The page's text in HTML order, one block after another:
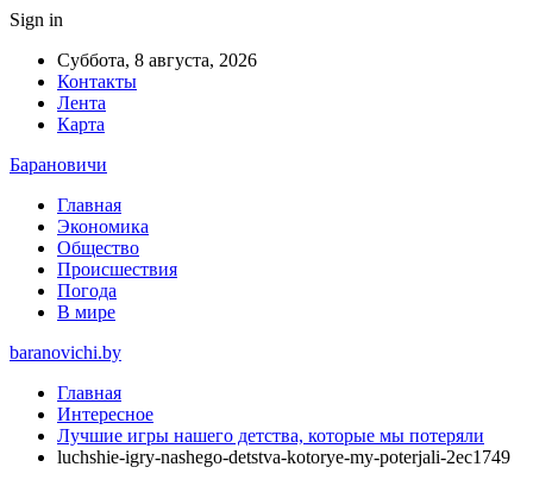
Sign in
Суббота, 8 августа, 2026
Контакты
Лента
Карта
Барановичи
Главная
Экономика
Общество
Происшествия
Погода
В мире
baranovichi.by
Главная
Интересное
Лучшие игры нашего детства, которые мы потеряли
luchshie-igry-nashego-detstva-kotorye-my-poterjali-2ec1749